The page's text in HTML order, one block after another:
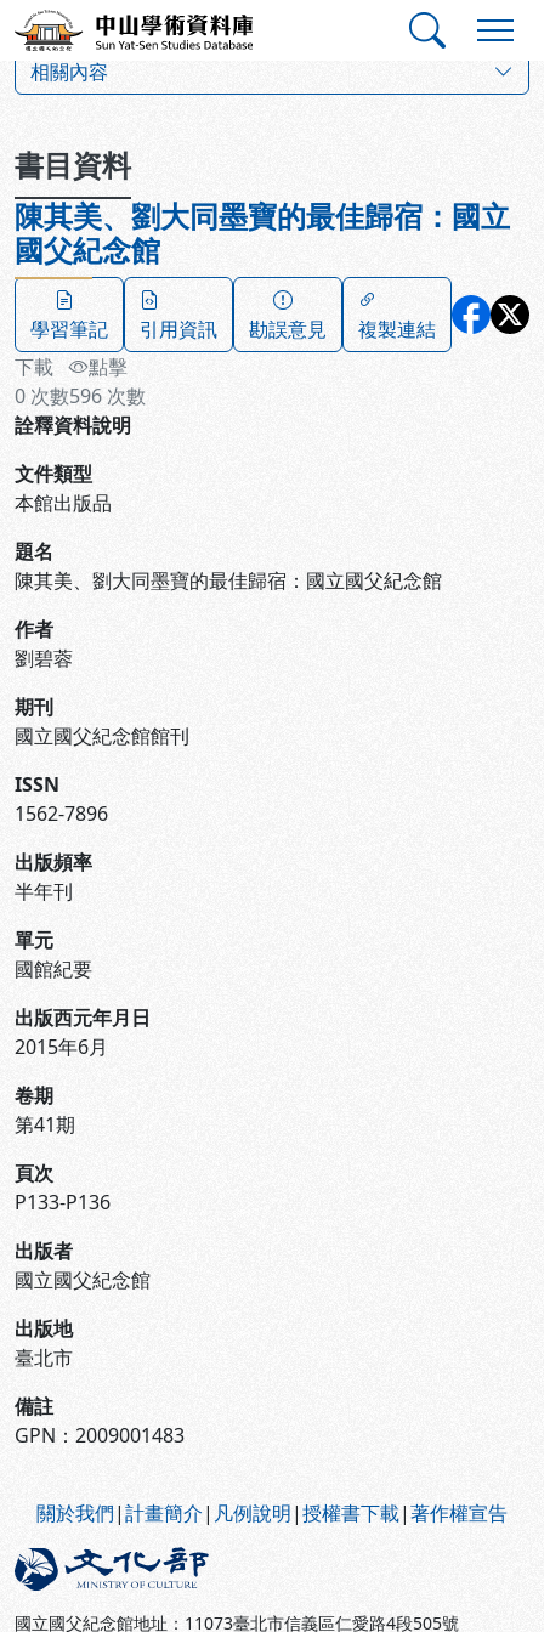
跳到主要內容
中山學術資料庫
相關內容
書目資料
陳其美、劉大同墨寶的最佳歸宿：國立
國父紀念館
學習筆記 引用資訊 勘誤意見
複製連結
下載
0 次數
點擊
596 次數
詮釋資料說明
文件類型
本館出版品
題名
陳其美、劉大同墨寶的最佳歸宿：國立國父紀念館
作者
劉碧蓉
期刊
國立國父紀念館館刊
ISSN
1562-7896
出版頻率
半年刊
單元
國館紀要
出版西元年月日
2015年6月
卷期
第41期
頁次
P133-P136
出版者
國立國父紀念館
出版地
臺北市
備註
GPN：2009001483
關於我們|計畫簡介| 凡例說明|授權書下載|著作權宣告
國立國父紀念館地址：11073臺北市信義區仁愛路4段505號